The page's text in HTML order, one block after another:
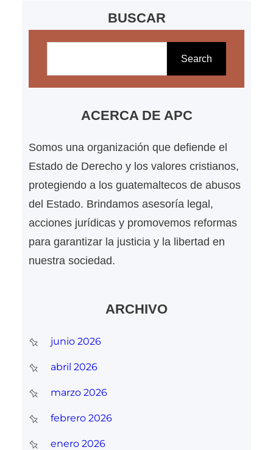
BUSCAR
Search
ACERCA DE APC
Somos una organización que defiende el
Estado de Derecho y los valores cristianos,
protegiendo a los guatemaltecos de abusos
del Estado. Brindamos asesoría legal,
acciones jurídicas y promovemos reformas
para garantizar la justicia y la libertad en
nuestra sociedad.
ARCHIVO
junio 2026
abril 2026
marzo 2026
febrero 2026
enero 2026